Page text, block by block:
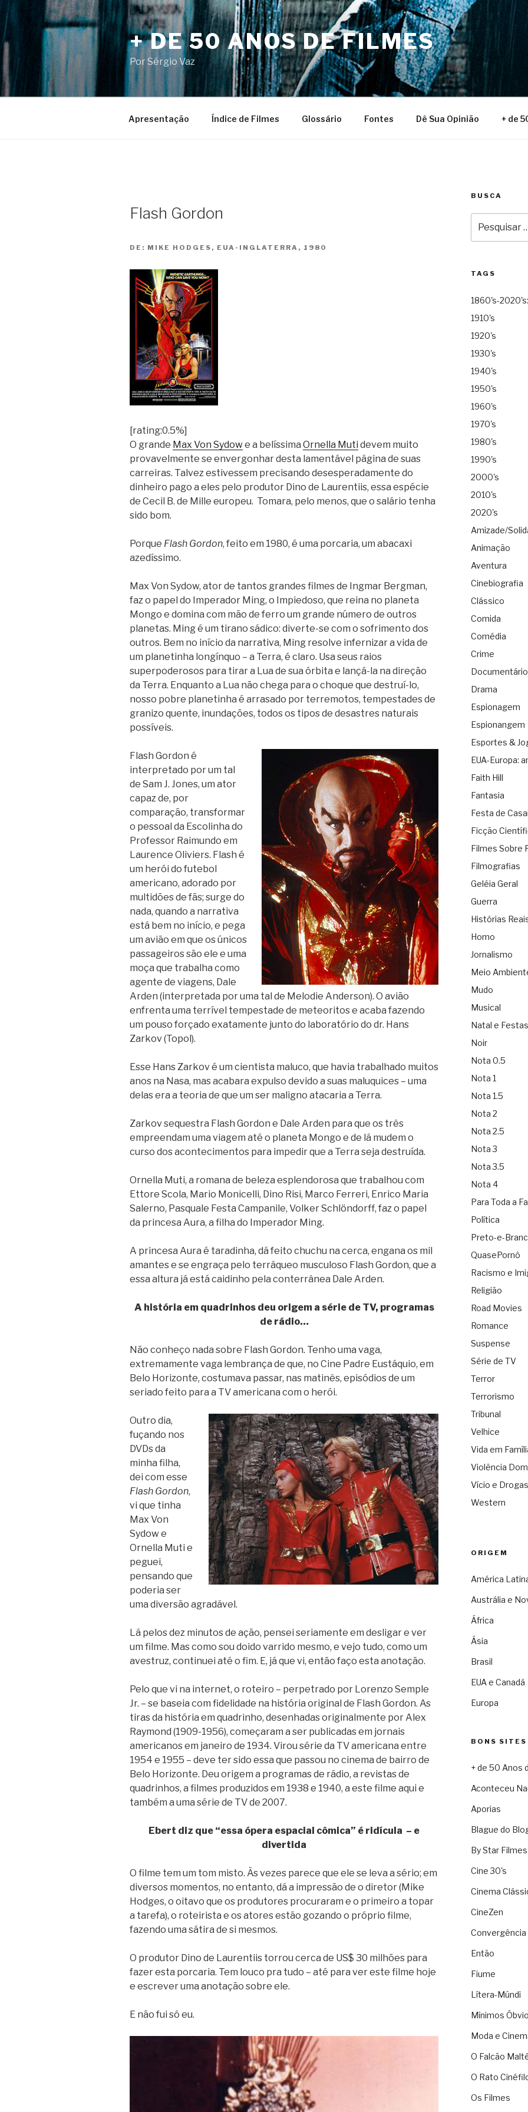
para
o
conteúdo
+ DE 50 ANOS DE FILMES
Por Sérgio Vaz
Apresentação Índice de Filmes Glossário Fontes Dê Sua Opinião + de
Flash Gordon
DE: MIKE HODGES, EUA-INGLATERRA, 1980
[rating:0.5%]
O grande Max Von Sydowe a belíssima Ornella Muti devem muito
provavelmente se envergonhar desta lamentável página de suas
carreiras. Talvez estivessem precisando desesperadamente do
dinheiro pago a eles pelo produtor Dino de Laurentiis, essa espécie
de Cecil B. de Mille europeu. Tomara, pelo menos, que o salário tenha
sido bom.
Porque Flash Gordon, feito em 1980, é uma porcaria, um abacaxi
azedíssimo.
Max Von Sydow, ator de tantos grandes filmes de Ingmar Bergman,
faz o papel do Imperador Ming, o Impiedoso, que reina no planeta
Mongo e domina com mão de ferro um grande número de outros
planetas. Ming é um tirano sádico: diverte-se com o sofrimento dos
outros. Bem no início da narrativa, Ming resolve infernizar a vida de
um planetinha longínquo – a Terra, é claro. Usa seus raios
superpoderosos para tirar a Lua de sua órbita e lançá-la na direção
da Terra. Enquanto a Lua não chega para o choque que destruí-lo,
nosso pobre planetinha é arrasado por terremotos, tempestades de
granizo quente, inundações, todos os tipos de desastres naturais
possíveis.
Flash Gordon é
interpretado por um tal
de Sam J. Jones, um ator
capaz de, por
comparação, transformar
o pessoal da Escolinha do
Professor Raimundo em
Laurence Oliviers. Flash é
um herói do futebol
americano, adorado por
multidões de fãs; surge do
nada, quando a narrativa
está bem no início, e pega
um avião em que os únicos
passageiros são ele e uma
moça que trabalha como
agente de viagens, Dale
Arden (interpretada por uma tal de Melodie Anderson). O avião
enfrenta uma terrível tempestade de meteoritos e acaba fazendo
um pouso forçado exatamente junto do laboratório do dr. Hans
Zarkov (Topol).
Esse Hans Zarkov é um cientista maluco, que havia trabalhado muitos
anos na Nasa, mas acabara expulso devido a suas maluquices – uma
delas era a teoria de que um ser maligno atacaria a Terra.
Zarkov sequestra Flash Gordon e Dale Arden para que os três
empreendam uma viagem até o planeta Mongo e de lá mudem o
curso dos acontecimentos para impedir que a Terra seja destruída.
Ornella Muti, a romana de beleza esplendorosa que trabalhou com
Ettore Scola, Mario Monicelli, Dino Risi, Marco Ferreri, Enrico Maria
Salerno, Pasquale Festa Campanile, Volker Schlöndorff, faz o papel
da princesa Aura, a filha do Imperador Ming.
A princesa Aura é taradinha, dá feito chuchu na cerca, engana os mil
amantes e se engraça pelo terráqueo musculoso Flash Gordon, que a
essa altura já está caidinho pela conterrânea Dale Arden.
A história em quadrinhos deu origem a série de TV, programas
de rádio…
Não conheço nada sobre Flash Gordon. Tenho uma vaga,
extremamente vaga lembrança de que, no Cine Padre Eustáquio, em
Belo Horizonte, costumava passar, nas matinês, episódios de um
seriado feito para a TV americana com o herói.
Outro dia,
fuçando nos
DVDs da
minha filha,
dei com esse
Flash Gordon,
vi que tinha
Max Von
Sydow e
Ornella Muti e
peguei,
pensando que
poderia ser
uma diversão agradável.
Lá pelos dez minutos de ação, pensei seriamente em desligar e ver
um filme. Mas como sou doido varrido mesmo, e vejo tudo, como um
avestruz, continuei até o fim. E, já que vi, então faço esta anotação.
Pelo que vi na internet, o roteiro – perpetrado por Lorenzo Semple
Jr. – se baseia com fidelidade na história original de Flash Gordon. As
tiras da história em quadrinho, desenhadas originalmente por Alex
Raymond (1909-1956), começaram a ser publicadas em jornais
americanos em janeiro de 1934. Virou série da TV americana entre
1954 e 1955 – deve ter sido essa que passou no cinema de bairro de
Belo Horizonte. Deu origem a programas de rádio, a revistas de
quadrinhos, a filmes produzidos em 1938 e 1940, a este filme aqui e
também a uma série de TV de 2007.
Ebert diz que “essa ópera espacial cômica” é ridícula – e
divertida
O filme tem um tom misto. Às vezes parece que ele se leva a sério; em
diversos momentos, no entanto, dá a impressão de o diretor (Mike
Hodges, o oitavo que os produtores procuraram e o primeiro a topar
a tarefa), o roteirista e os atores estão gozando o próprio filme,
fazendo uma sátira de si mesmos.
O produtor Dino de Laurentiis torrou cerca de US$ 30 milhões para
fazer esta porcaria. Tem louco pra tudo – até para ver este filme hoje
e escrever uma anotação sobre ele.
E não fui só eu.
BUSCA
por:
TAGS
1860's-
1910's
1920's
1930's
1940's
1950's
1960's
1970's
1980's
1990's
2000's
2010's
2020's
Amizade/
Animação
Aventura
Cinebiografia
Clássico
Comida
Comédia
Crime
Documentário
Drama
Espionagem
Espionangem
Esportes &
EUA-Europa:
Faith Hill
Fantasia
Festa de
Ficção
Filmes Sobre
Filmografias
Geléia Geral
Guerra
Histórias
Homo
Jornalismo
Meio
Mudo
Musical
Natal e Festas
Noir
Nota 0.5
Nota 1
Nota 1.5
Nota 2
Nota 2.5
Nota 3
Nota 3.5
Nota 4
Para Toda a
Política
Preto-e-
QuasePornô
Racismo e
Religião
Road Movies
Romance
Suspense
Série de TV
Terror
Terrorismo
Tribunal
Velhice
Vida em
Violência
Vício e Drogas
Western
ORIGEM
América
Austrália e
África
Ásia
Brasil
EUA e Canadá
Europa
BONS SITES
+ de 50 Anos
Aconteceu
Aporias
Blague do
By Star Filmes
Cine 30's
Cinema
CineZen
Convergência
Então
Fiume
Lítera-Múndi
Mínimos
Moda e
O Falcão
O Rato
Os Filmes